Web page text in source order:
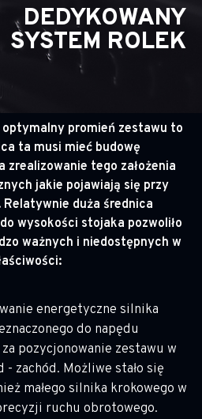
DEDYKOWANY
SYSTEM ROLEK
promień zestawu to
ta musi mieć budowę
zrealizowanie tego założenia
jakie pojawiają się przy
duża średnica
wysokości stojaka pozwoliło
ważnych i niedostępnych w
energetyczne silnika
do napędu
pozycjonowanie zestawu w
- zachód. Możliwe stało się
małego silnika krokowego w
ruchu obrotowego.